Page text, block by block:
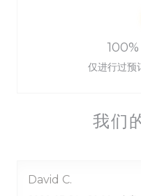
我们
David C
仅进行过预